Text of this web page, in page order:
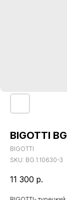
BIGOTTI
BIGOTTI
SKU: BG.1.10630-3
11 300 р.